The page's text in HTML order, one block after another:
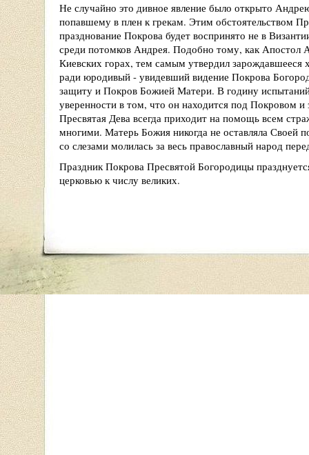
Не случайно это дивное явление было открыто
попавшему в плен к грекам. Этим обстоятельством
празднование Покрова будет воспринято не в
среди потомков Андрея. Подобно тому, как Апостол
Киевских горах, тем самым утвердил зарождавшееся
ради юродивый - увидевший видение Покрова
защиту и Покров Божией Матери. В годину
уверенности в том, что он находится под Покровом
Пресвятая Дева всегда приходит на помощь всем
многими. Матерь Божия никогда не оставляла Своей
со слезами молилась за весь православный народ
Праздник Покрова Пресвятой Богородицы
церковью к числу великих.